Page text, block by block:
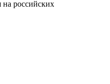
на российских